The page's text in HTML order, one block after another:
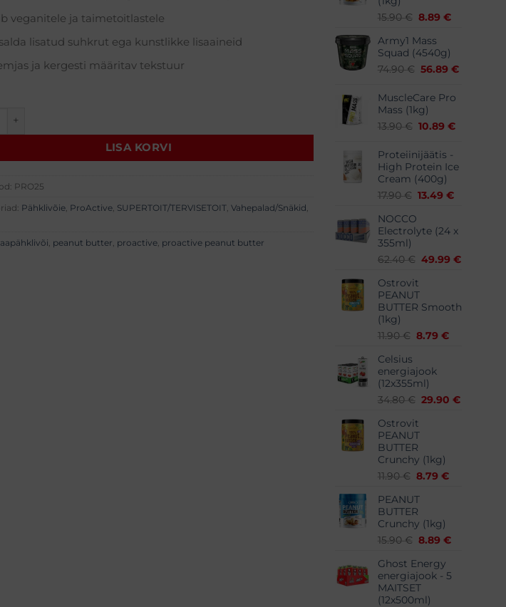
veganitele ja taimetoitlastele
lisatud suhkrut ega kunstlikke lisaaineid
ja kergesti määritav tekstuur
LISA KORVI
PRO25
Pähklivõie, ProActive, SUPERTOIT/TERVISETOIT Vahepalad/Snäkid
peanut butter proactive, proactive peanut butter
15.90€ Algne
oli:
15.90 €.
8.89 €Praegune
Army1 Mass
Squad (4540g)
74.90€ Algne
oli:
74.90 €.
56.89 €Praegune
MuscleCare Pro
Mass (1kg)
13.90€ Algne
oli:
13.90 €.
10.89 €Praegune
10.89 €.
Proteiinijäätis -
High Protein Ice
Cream (400g)
17.90€ Algne
17.90 €.
13.49 €Praegune
13.49 €.
NOCCO
Electrolyte (24 x
355ml)
62.40€ Algne
49.99 €
Ostrovit
PEANUT
BUTTER Smooth
(1kg)
11.90€ Algne
11.90 €.
8.79 €Praegune
Celsius
energiajook
(12x355ml)
34.80€ Algne
29.90 €
Ostrovit
PEANUT
BUTTER
Crunchy (1kg)
11.90€ Algne
oli:
11.90 €.
8.79 €Praegune
PEANUT
BUTTER
Crunchy (1kg)
15.90€ Algne
oli:
15.90 €.
8.89 €Praegune
8.89 €.
Ghost Energy
energiajook - 5
MAITSET
(12x500ml)